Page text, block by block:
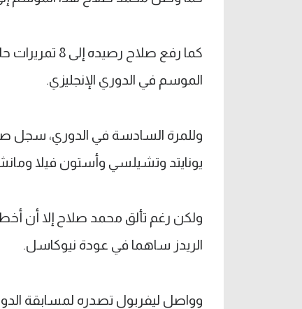
كما رفع
الموسم في الدوري الإنجليزي.
وللمرة السادسة في الدوري، سجل
يونايتد وتشيلسي وأستون فيلا
ولكن رغم تألق محمد صلاح إلا أن
الريدز ساهما في عودة نيوكاسل.